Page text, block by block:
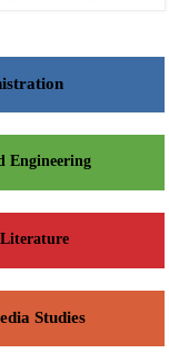
Engineering
Studies